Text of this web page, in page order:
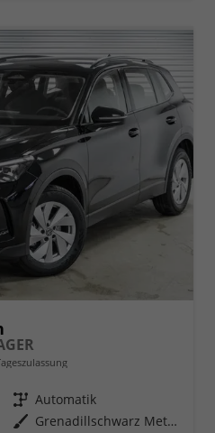
Getriebe Automatik
Außenfarbe
Grenadillschwarz Metallic (0E)